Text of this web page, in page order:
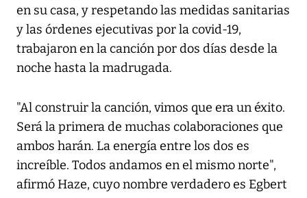
en su casa, y respetando las medidas sanitarias
y las órdenes ejecutivas por la covid-19,
trabajaron en la canción por dos días desde la
noche hasta la madrugada.
"Al construir la canción, vimos que era un éxito.
Será la primera de muchas colaboraciones que
ambos harán. La energía entre los dos es
increíble. Todos andamos en el mismo norte",
afirmó Haze, cuyo nombre verdadero es Egbert